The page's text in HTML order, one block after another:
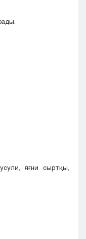
яғни сыртқы,